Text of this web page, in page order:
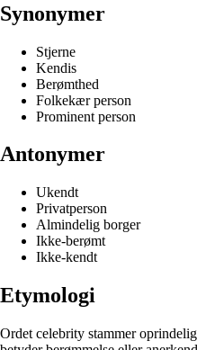
Synonymer
Stjerne
Kendis
Berømthed
Folkekær person
Prominent person
Antonymer
Ukendt
Privatperson
Almindelig borger
Ikke-berømt
Ikke-kendt
Etymologi
Ordet celebrity stammer